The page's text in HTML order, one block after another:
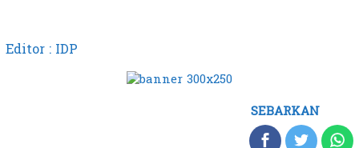
Editor : IDP
SEBARKAN